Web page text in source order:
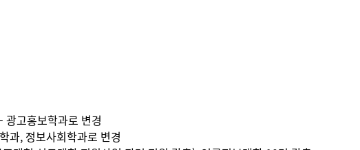
고홍보학과로 변경
과, 정보사회학과로 변경